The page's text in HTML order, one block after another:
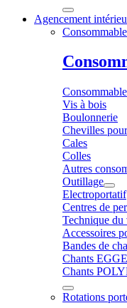
Agencement
Vis à bois
Boulonnerie
Chevilles
Cales
Colles
Autres
Outillage
Electroportatif
Centres de
Technique du
Accessoires
Bandes de
Chants
Chants
Rotations